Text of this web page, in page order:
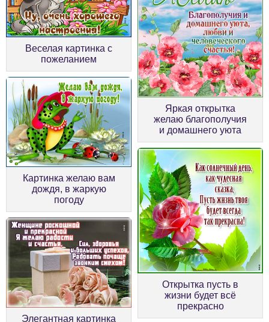
Веселая картинка с
пожеланием
Яркая открытка
желаю благополучия
и домашнего уюта
Картинка желаю вам
дождя, в жаркую
погоду
Открытка пусть в
жизни будет всё
прекрасно
Элегантная картинка